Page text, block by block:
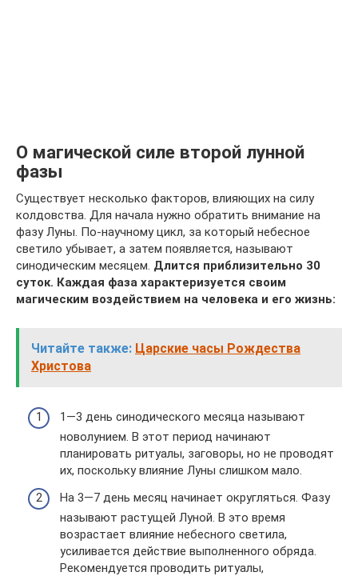
О магической силе второй лунной
фазы
Существует несколько факторов, влияющих на силу
колдовства. Для начала нужно обратить внимание на
фазу Луны. По-научному цикл, за который небесное
светило убывает, а затем появляется, называют
синодическим месяцем. Длится приблизительно 30
суток. Каждая фаза характеризуется своим
магическим воздействием на человека и его жизнь:
Читайте также: Царские часы Рождества
Христова
1—3 день синодического месяца называют
новолунием. В этот период начинают
планировать ритуалы, заговоры, но не проводят
их, поскольку влияние Луны слишком мало.
На 3—7 день месяц начинает округляться. Фазу
называют растущей Луной. В это время
возрастает влияние небесного светила,
усиливается действие выполненного обряда.
Рекомендуется проводить ритуалы,